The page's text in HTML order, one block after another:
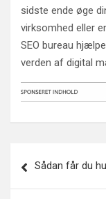
sidste ende øge
virksomhed eller
SEO bureau
verden af digital
navigation
Sådan får du